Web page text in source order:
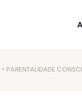
> PARENTALIDADE